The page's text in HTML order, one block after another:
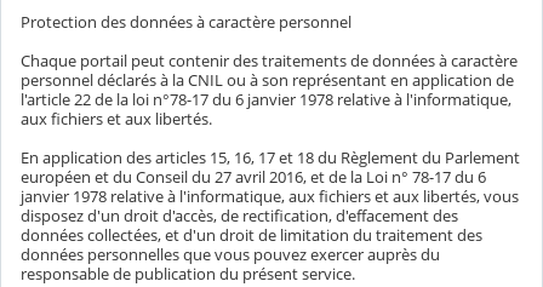
Protection des données à caractère personnel
Chaque portail peut contenir des traitements de données à caractère
personnel déclarés à la CNIL ou à son représentant en application de
l'article 22 de la loi n°78-17 du 6 janvier 1978 relative à l'informatique,
aux fichiers et aux libertés.
En application des articles 15, 16, 17 et 18 du Règlement du Parlement
européen et du Conseil du 27 avril 2016, et de la Loi n° 78-17 du 6
janvier 1978 relative à l'informatique, aux fichiers et aux libertés, vous
disposez d'un droit d'accès, de rectification, d'effacement des
données collectées, et d'un droit de limitation du traitement des
données personnelles que vous pouvez exercer auprès du
responsable de publication du présent service.